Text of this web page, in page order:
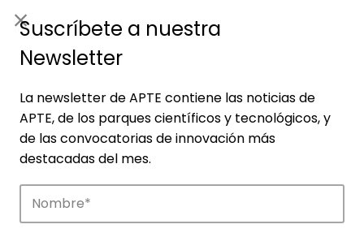
Suscríbete a nuestra
Newsletter
La newsletter de APTE contiene las noticias de
APTE, de los parques científicos y tecnológicos, y
de las convocatorias de innovación más
destacadas del mes.